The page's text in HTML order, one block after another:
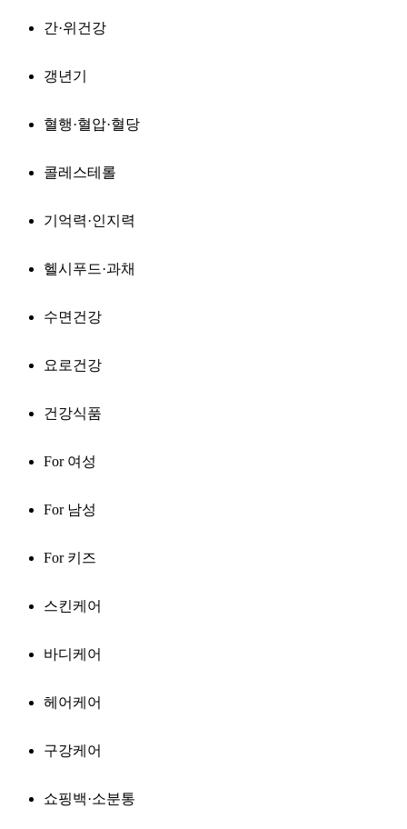
간·위건강
갱년기
혈행·혈압·혈당
콜레스테롤
기억력·인지력
헬시푸드·과채
수면건강
요로건강
건강식품
For 여성
For 남성
For 키즈
스킨케어
바디케어
헤어케어
구강케어
쇼핑백·소분통